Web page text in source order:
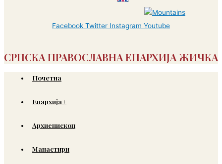
Facebook Twitter Instagram Youtube
СРПСКА ПРАВОСЛАВНА ЕПАРХИЈА ЖИЧКА
Почетна
Епархија+
Архиепископ
Манастири